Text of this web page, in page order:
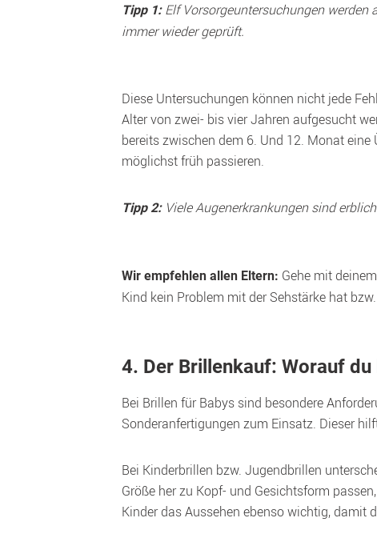
Tipp 1: Elf Vorsorgeuntersuchungen werden
immer wieder geprüft.
Diese Untersuchungen können nicht jede
Alter von zwei- bis vier Jahren aufgesucht
bereits zwischen dem 6. Und 12. Monat
möglichst früh passieren.
Tipp 2: Viele Augenerkrankungen sind
Wir empfehlen allen Eltern: Gehe mit
Kind kein Problem mit der Sehstärke hat
4. Der Brillenkauf: Worauf
Bei Brillen für Babys sind besondere
Sonderanfertigungen zum Einsatz. Dieser
Bei Kinderbrillen bzw. Jugendbrillen
Größe her zu Kopf- und Gesichtsform
Kinder das Aussehen ebenso wichtig, damit